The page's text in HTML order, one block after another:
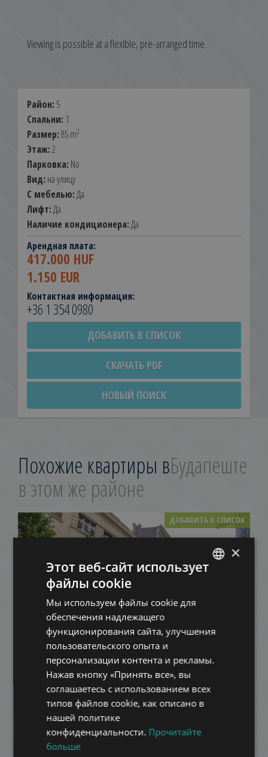
Viewing is possible at a flexible, pre-arranged time.
Район: 5
Спальни: 1
Размер:85 m2
Этаж:2
Парковка: No
Вид: на улицу
С мебелью:Да
Лифт:Да
Наличие кондиционера:Да
Арендная плата:
417.000 HUF
1.150 EUR
Контактная информация:
+36 1 354 0980
ДОБАВИТЬ В СПИСОК
СКАЧАТЬ PDF
НОВЫЙ ПОИСК
Похожие квартиры вБудапеште
в этом же районе
ДОБАВИТЬ В СПИСОК
OKTÓBER 6. UTCA - CLOSE TO BASILICA
Арендная плата:577.000 HUF
Район 5 • 2 Спальни • 108 m2
ДОБАВИТЬ В СПИСОК
HUNGARIAN
ITALIAN
SPANISH
RUSSIAN
×
Этот веб-сайт использует
файлы cookie
Мы используем файлы cookie для
обеспечения надлежащего
функционирования сайта, улучшения
пользовательского опыта и
персонализации контента и рекламы.
Нажав кнопку «Принять все», вы
соглашаетесь с использованием всех
типов файлов cookie, как описано в
нашей политике
конфиденциальности. Прочитайте
больше